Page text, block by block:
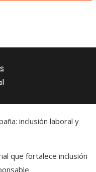
inclusión laboral y